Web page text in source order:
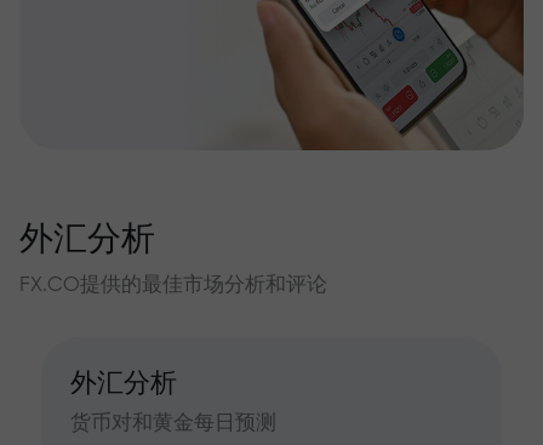
外汇分析
FX.CO提供的最佳市场分析和评论
外汇分析
货币对和黄金每日预测